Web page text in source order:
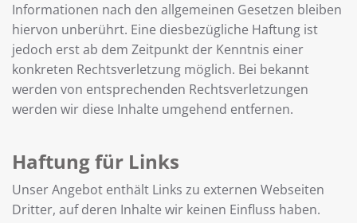
Informationen nach den allgemeinen Gesetzen bleiben
hiervon unberührt. Eine diesbezügliche Haftung ist
jedoch erst ab dem Zeitpunkt der Kenntnis einer
konkreten Rechtsverletzung möglich. Bei bekannt
werden von entsprechenden Rechtsverletzungen
werden wir diese Inhalte umgehend entfernen.
Haftung für Links
Unser Angebot enthält Links zu externen Webseiten
Dritter, auf deren Inhalte wir keinen Einfluss haben.